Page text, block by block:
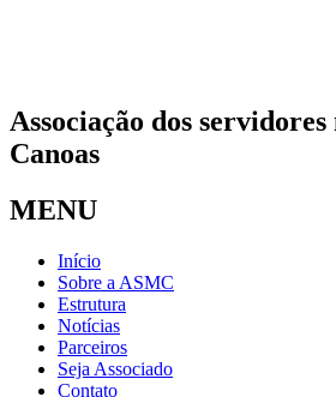
Associação dos
Canoas
MENU
Início
Sobre a ASMC
Estrutura
Notícias
Parceiros
Seja Associado
Contato